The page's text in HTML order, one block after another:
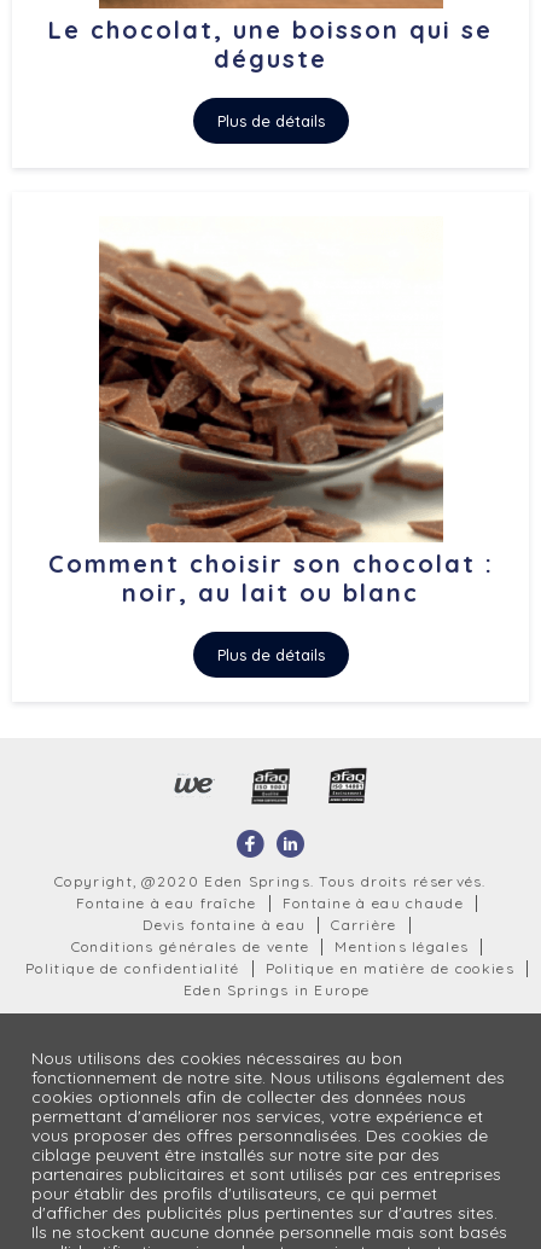
Le chocolat, une boisson qui se
déguste
Plus de détails
Comment choisir son chocolat :
noir, au lait ou blanc
Plus de détails
Copyright, @2020 Eden Springs. Tous droits réservés.
Fontaine à eau fraîche
Fontaine à eau chaude
Devis fontaine à eau
Carrière
Conditions générales de vente
Mentions légales
Politique de confidentialité
Politique en matière de cookies
Eden Springs in Europe
Nous utilisons des cookies nécessaires au bon
fonctionnement de notre site. Nous utilisons également des
cookies optionnels afin de collecter des données nous
permettant d'améliorer nos services, votre expérience et
vous proposer des offres personnalisées. Des cookies de
ciblage peuvent être installés sur notre site par des
partenaires publicitaires et sont utilisés par ces entreprises
pour établir des profils d'utilisateurs, ce qui permet
d'afficher des publicités plus pertinentes sur d'autres sites.
Ils ne stockent aucune donnée personnelle mais sont basés